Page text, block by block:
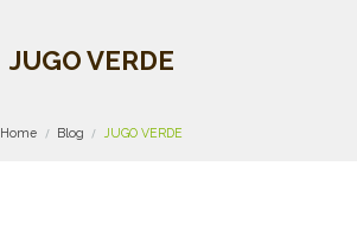
JUGO VERDE
Home Blog JUGO VERDE